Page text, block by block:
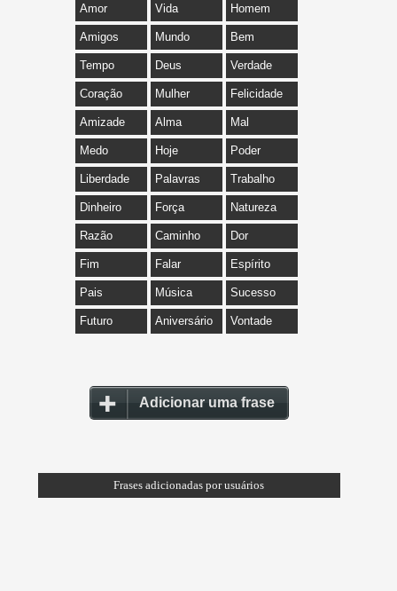
Amor Vida Homem
Amigos Mundo Bem
Tempo Deus Verdade
Coração Mulher Felicidade
Amizade Alma Mal
Medo Hoje Poder
Liberdade Palavras Trabalho
Dinheiro Força Natureza
Razão Caminho Dor
Fim Falar Espírito
Pais Música Sucesso
Futuro Aniversário Vontade
Adicionar uma frase
Frases adicionadas por usuários